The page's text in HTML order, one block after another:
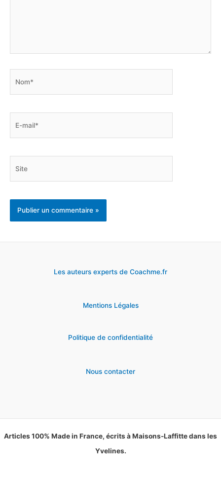
Les auteurs experts de Coachme.fr
Mentions Légales
Politique de confidentialité
Nous contacter
Articles 100% Made in France, écrits à Maisons-Laffitte dans les
Yvelines.